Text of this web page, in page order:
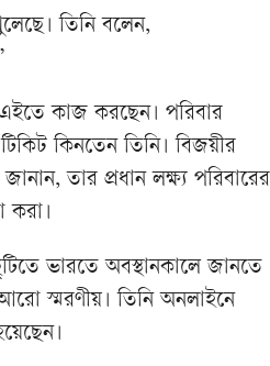
তিনি বলেন,
কাজ করছেন। পরিবার
কিনতেন তিনি। বিজয়ীর
তার প্রধান লক্ষ্য পরিবারের
করা।
ভারতে অবস্থানকালে জানতে
স্মরণীয়। তিনি অনলাইনে